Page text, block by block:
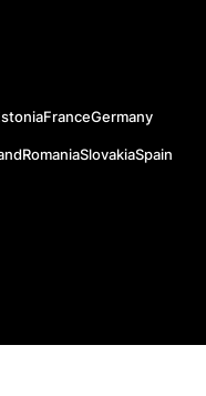
FranceGermany
RomaniaSlovakiaSpain